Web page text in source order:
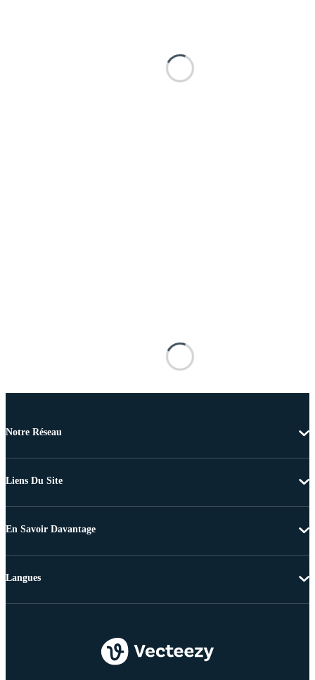
Notre Réseau
Liens Du Site
En Savoir Davantage
Langues